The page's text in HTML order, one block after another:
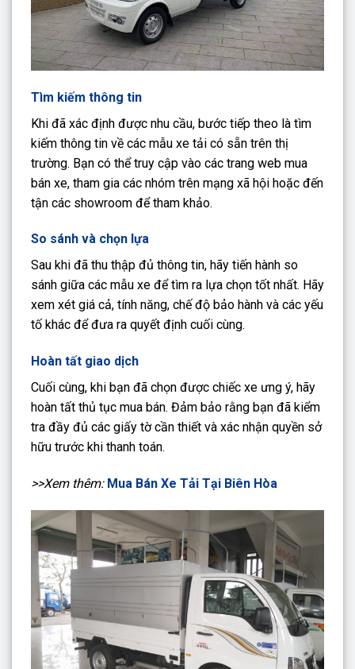
Tìm kiếm thông tin
Khi đã xác định được nhu cầu, bước tiếp theo là tìm
kiếm thông tin về các mẫu xe tải có sẵn trên thị
trường. Bạn có thể truy cập vào các trang web mua
bán xe, tham gia các nhóm trên mạng xã hội hoặc đến
tận các showroom để tham khảo.
So sánh và chọn lựa
Sau khi đã thu thập đủ thông tin, hãy tiến hành so
sánh giữa các mẫu xe để tìm ra lựa chọn tốt nhất. Hãy
xem xét giá cả, tính năng, chế độ bảo hành và các yếu
tố khác để đưa ra quyết định cuối cùng.
Hoàn tất giao dịch
Cuối cùng, khi bạn đã chọn được chiếc xe ưng ý, hãy
hoàn tất thủ tục mua bán. Đảm bảo rằng bạn đã kiểm
tra đầy đủ các giấy tờ cần thiết và xác nhận quyền sở
hữu trước khi thanh toán.
>>Xem thêm: Mua Bán Xe Tải Tại Biên Hòa